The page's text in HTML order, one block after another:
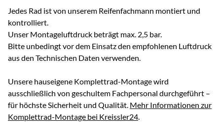
Jedes Rad ist von unserem Reifenfachmann montiert und
kontrolliert.
Unser Montageluftdruck beträgt max. 2,5 bar.
Bitte unbedingt vor dem Einsatz den empfohlenen Luftdruck
aus den Technischen Daten verwenden.
Unsere hauseigene Komplettrad-Montage wird
ausschließlich von geschultem Fachpersonal durchgeführt –
für höchste Sicherheit und Qualität. Mehr Informationen zur
Komplettrad-Montage bei Kreissler24.